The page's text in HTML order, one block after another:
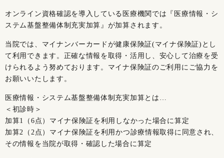
オンライン資格確認を導入している医療機関では『医療情報・シ
ステム基盤整備体制充実加算』が加算されます。
当院では、マイナンバーカードが健康保険証(マイナ保険証)とし
て利用できます。正確な情報を取得・活用し、安心して治療を受
けられるよう努めております。マイナ保険証のご利用にご協力を
お願いいたします。
医療情報・システム基盤整備体制充実加算とは…
＜初診時＞
加算1（6点）マイナ保険証を利用しなかった場合に算定
加算2（2点）マイナ保険証を利用かつ診療情報取得に同意され、
その情報を当院が取得・確認した場合に算定